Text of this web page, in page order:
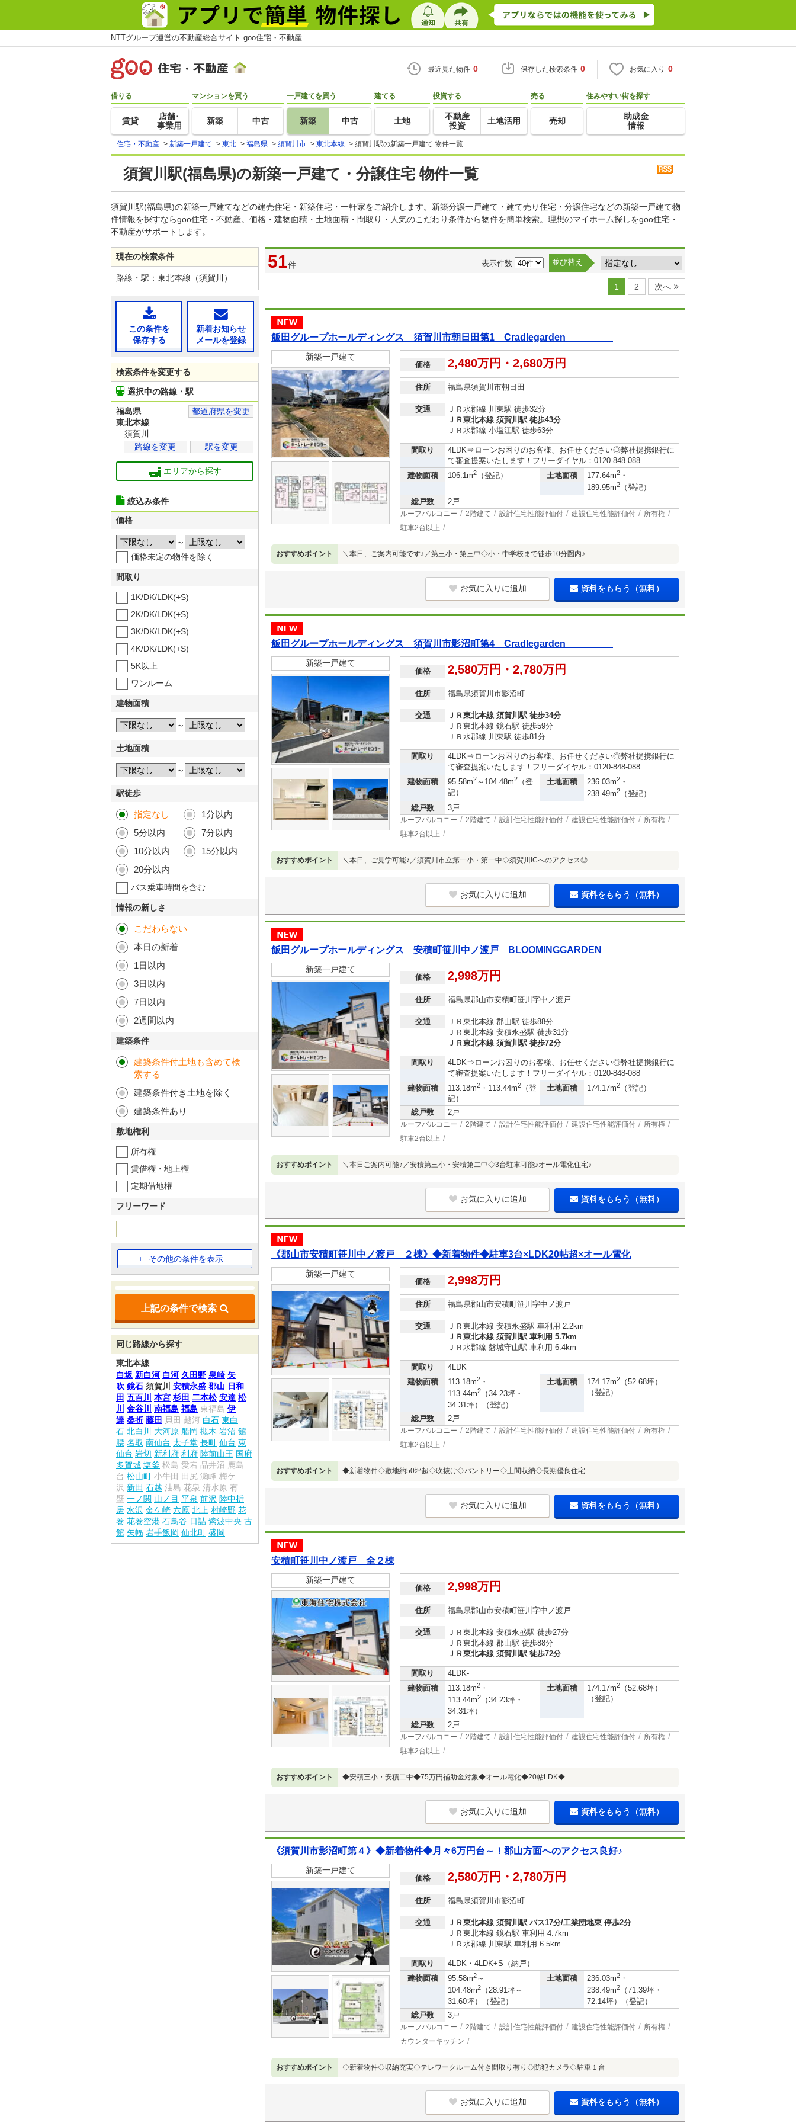
NTTグループ運営の不動産総合サイト goo住宅・不動産
最近見た物件 0 保存した検索条件 0 お気に入り 0
借りる
賃貸
店舗･
事業用
マンションを買う
新築 中古
一戸建てを買う
新築 中古
建てる
土地
投資する
不動産
投資
土地活用
売る
売却
住みやすい街を探す
助成金
情報
住宅・不動産 > 新築一戸建て > 東北 > 福島県 > 須賀川市 > 東北本線 > 須賀川駅の新築一戸建て 物件一覧
須賀川駅(福島県)の新築一戸建て・分譲住宅 物件一覧
須賀川駅(福島県)の新築一戸建てなどの建売住宅・新築住宅・一軒家をご紹介します。新築分譲一戸建て・建て売り住宅・分譲住宅などの新築一戸建て物
件情報を探すならgoo住宅・不動産。価格・建物面積・土地面積・間取り・人気のこだわり条件から物件を簡単検索。理想のマイホーム探しをgoo住宅・
不動産がサポートします。
51件 表示件数 並び替え
1 2 次へ
飯田グループホールディングス 須賀川市朝日田第1 Cradlegarden
新築一戸建て
価格 2,480万円・2,680万円
住所 福島県須賀川市朝日田
交通
ＪＲ水郡線 川東駅 徒歩32分
ＪＲ東北本線 須賀川駅 徒歩43分
ＪＲ水郡線 小塩江駅 徒歩63分
間取り
4LDK⇒ローンお困りのお客様、お任せください◎弊社提携銀行に
て審査提案いたします！フリーダイヤル：0120-848-088
建物面積
106.1m2 （登記） 土地面積 177.64m2 ・
189.95m2
（登記）
総戸数
2戸
ルーフバルコニー 2階建て 設計住宅性能評価付 建設住宅性能評価付
所有権
駐車2台以上
おすすめポイント ＼本日、ご案内可能です♪／第三小・第三中◇小・中学校まで徒歩10分圏内♪
お気に入りに追加 資料をもらう（無料）
飯田グループホールディングス 須賀川市影沼町第4 Cradlegarden
新築一戸建て
価格 2,580万円・2,780万円
住所 福島県須賀川市影沼町
交通
ＪＲ東北本線 須賀川駅 徒歩34分
ＪＲ東北本線 鏡石駅 徒歩59分
ＪＲ水郡線 川東駅 徒歩81分
間取り
4LDK⇒ローンお困りのお客様、お任せください◎弊社提携銀行に
て審査提案いたします！フリーダイヤル：0120-848-088
建物面積
95.58m2～104.48m2
（登
記）
土地面積 236.03m2 ・
238.49m2
（登記）
総戸数
3戸
ルーフバルコニー 2階建て 設計住宅性能評価付 建設住宅性能評価付
所有権
駐車2台以上
おすすめポイント ＼本日、ご見学可能♪／須賀川市立第一小・第一中◇須賀川ICへのアクセス◎
お気に入りに追加 資料をもらう（無料）
飯田グループホールディングス 安積町笹川中ノ渡戸 BLOOMINGGARDEN
新築一戸建て
価格 2,998万円
住所 福島県郡山市安積町笹川字中ノ渡戸
交通
ＪＲ東北本線 郡山駅 徒歩88分
ＪＲ東北本線 安積永盛駅 徒歩31分
ＪＲ東北本線 須賀川駅 徒歩72分
間取り
4LDK⇒ローンお困りのお客様、お任せください◎弊社提携銀行に
て審査提案いたします！フリーダイヤル：0120-848-088
建物面積
113.18m2 ・113.44m2
（登
記）
土地面積 174.17m2 （登記）
総戸数 2戸
ルーフバルコニー 2階建て 設計住宅性能評価付 建設住宅性能評価付
所有権
駐車2台以上
おすすめポイント ＼本日ご案内可能♪／安積第三小・安積第二中◇3台駐車可能♪オール電化住宅♪
お気に入りに追加 資料をもらう（無料）
《郡山市安積町笹川中ノ渡戸 ２棟》◆新着物件◆駐車3台×LDK20帖超×オール電化
新築一戸建て
価格 2,998万円
住所 福島県郡山市安積町笹川字中ノ渡戸
交通
ＪＲ東北本線 安積永盛駅 車利用 2.2km
ＪＲ東北本線 須賀川駅 車利用 5.7km
ＪＲ水郡線 磐城守山駅 車利用 6.4km
間取り
4LDK
建物面積
113.18m2 ・
113.44m2
（34.23坪・
34.31坪）（登記）
土地面積 174.17m2
（52.68坪）
（登記）
総戸数 2戸
ルーフバルコニー 2階建て 設計住宅性能評価付 建設住宅性能評価付
所有権
駐車2台以上
おすすめポイント ◆新着物件◇敷地約50坪超◇吹抜け◇パントリー◇土間収納◇長期優良住宅
お気に入りに追加 資料をもらう（無料）
安積町笹川中ノ渡戸 全２棟
新築一戸建て
価格 2,998万円
住所 福島県郡山市安積町笹川字中ノ渡戸
交通
ＪＲ東北本線 安積永盛駅 徒歩27分
ＪＲ東北本線 郡山駅 徒歩88分
ＪＲ東北本線 須賀川駅 徒歩72分
間取り
4LDK-
建物面積
113.18m2 ・
113.44m2
（34.23坪・
34.31坪）
土地面積 174.17m2
（52.68坪）
（登記）
総戸数 2戸
ルーフバルコニー 2階建て 設計住宅性能評価付 建設住宅性能評価付
所有権
駐車2台以上
おすすめポイント ◆安積三小・安積二中◆75万円補助金対象◆オール電化◆20帖LDK◆
お気に入りに追加 資料をもらう（無料）
《須賀川市影沼町第４》◆新着物件◆月々6万円台～！郡山方面へのアクセス良好♪
新築一戸建て
価格 2,580万円・2,780万円
住所 福島県須賀川市影沼町
交通
ＪＲ東北本線 須賀川駅 バス17分/工業団地東 停歩2分
ＪＲ東北本線 鏡石駅 車利用 4.7km
ＪＲ水郡線 川東駅 車利用 6.5km
間取り
4LDK・4LDK+S（納戸）
建物面積
95.58m2～
104.48m2
（28.91坪～
31.60坪）（登記）
土地面積 236.03m2 ・
238.49m2
（71.39坪・
72.14坪）（登記）
総戸数
3戸
ルーフバルコニー 2階建て 設計住宅性能評価付 建設住宅性能評価付
所有権
カウンターキッチン
おすすめポイント ◇新着物件◇収納充実◇テレワークルーム付き間取り有り◇防犯カメラ◇駐車１台
お気に入りに追加 資料をもらう（無料）
現在の検索条件
路線・駅：東北本線（須賀川）
この条件を
保存する
新着お知らせ
メールを登録
検索条件を変更する
選択中の路線・駅
福島県
都道府県を変更
東北本線
須賀川
路線を変更
駅を変更
エリアから探す
絞込み条件
価格
～
価格未定の物件を除く
間取り
1K/DK/LDK(+S)
2K/DK/LDK(+S)
3K/DK/LDK(+S)
4K/DK/LDK(+S)
5K以上
ワンルーム
建物面積
～
土地面積
～
駅徒歩
指定なし
1分以内
5分以内
7分以内
10分以内
15分以内
20分以内
バス乗車時間を含む
情報の新しさ
こだわらない
本日の新着
1日以内
3日以内
7日以内
2週間以内
建築条件
建築条件付土地も含めて検
索する
建築条件付き土地を除く
建築条件あり
敷地権利
所有権
賃借権・地上権
定期借地権
フリーワード
その他の条件を表示
上記の条件で検索
同じ路線から探す
東北本線
白坂 新白河 白河 久田野 泉崎 矢
吹 鏡石 須賀川 安積永盛 郡山 日和
田 五百川 本宮 杉田 二本松 安達 松
川
金谷川 南福島 福島 東福島 伊
達 桑折 藤田 貝田 越河 白石 東白
石 北白川 大河原 船岡 槻木 岩沼 館
腰 名取 南仙台 太子堂 長町 仙台 東
仙台 岩切 新利府 利府 陸前山王 国府
多賀城 塩釜 松島 愛宕 品井沼 鹿島
台 松山町 小牛田 田尻 瀬峰 梅ケ
沢 新田 石越 油島 花泉 清水原 有
壁 一ノ関 山ノ目 平泉 前沢 陸中折
居 水沢 金ケ崎 六原 北上 村崎野 花
巻 花巻空港 石鳥谷 日詰 紫波中央 古
館 矢幅 岩手飯岡 仙北町 盛岡